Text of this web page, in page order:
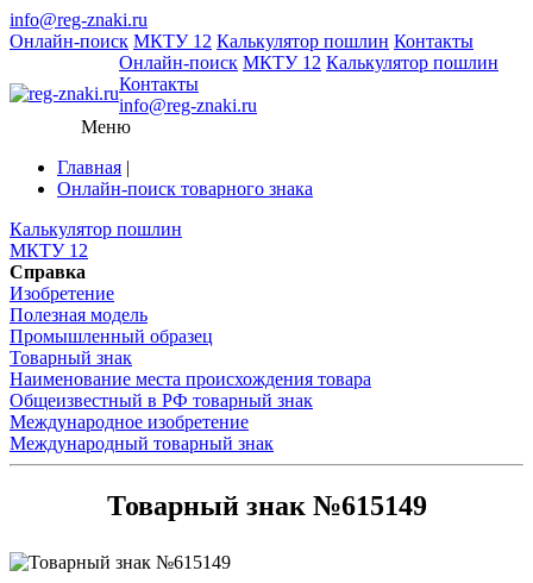
info@reg-znaki.ru
Онлайн-поиск МКТУ 12 Калькулятор пошлин Контакты
Онлайн-поиск МКТУ 12 Калькулятор пошлин
Контакты
info@reg-znaki.ru
Меню
Главная |
Онлайн-поиск товарного знака
Калькулятор пошлин
МКТУ 12
Справка
Изобретение
Полезная модель
Промышленный образец
Товарный знак
Наименование места происхождения товара
Общеизвестный в РФ товарный знак
Международное изобретение
Международный товарный знак
Товарный знак №615149